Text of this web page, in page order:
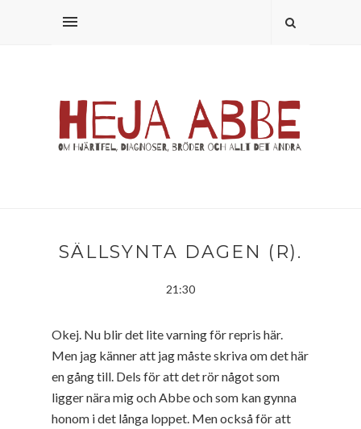
SÄLLSYNTA DAGEN (R).
21:30
Okej. Nu blir det lite varning för repris här.
Men jag känner att jag måste skriva om det här
en gång till. Dels för att det rör något som
ligger nära mig och Abbe och som kan gynna
honom i det långa loppet. Men också för att